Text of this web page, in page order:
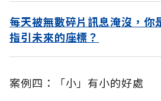
每天被無數碎片訊息淹沒，你
指引未來的座標？
案例四：「小」有小的好處